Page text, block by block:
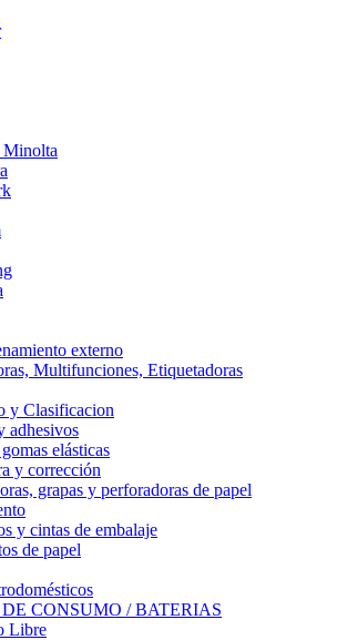
externo
Multifunciones, Etiquetadoras
y Clasificacion
adhesivos
elásticas
y corrección
grapas y perforadoras de papel
y cintas de embalaje
de papel
CONSUMO / BATERIAS
Libre